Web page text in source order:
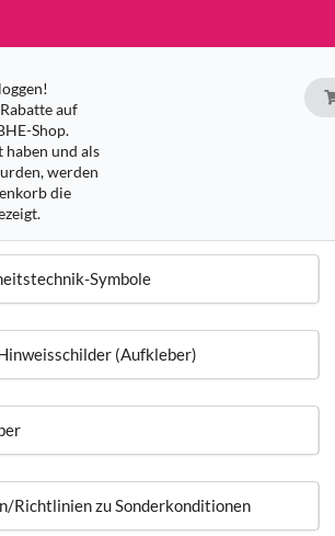
auf
Shop.
haben und als
werden
die
Symbole
(Aufkleber)
Richtlinien zu Sonderkonditionen